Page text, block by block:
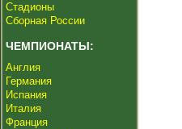
Стадионы
Сборная России
ЧЕМПИОНАТЫ:
Англия
Германия
Испания
Италия
Франция